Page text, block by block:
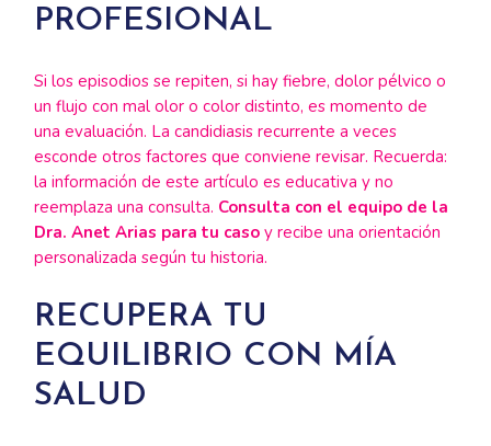
PROFESIONAL
Si los episodios se repiten, si hay fiebre, dolor pélvico o
un flujo con mal olor o color distinto, es momento de
una evaluación. La candidiasis recurrente a veces
esconde otros factores que conviene revisar. Recuerda:
la información de este artículo es educativa y no
reemplaza una consulta. Consulta con el equipo de la
Dra. Anet Arias para tu caso y recibe una orientación
personalizada según tu historia.
RECUPERA TU
EQUILIBRIO CON MÍA
SALUD